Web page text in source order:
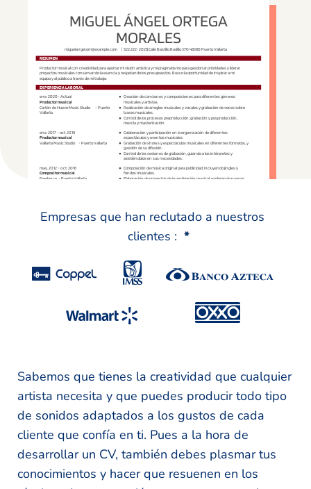
Empresas que han reclutado a nuestros
clientes : *
Sabemos que tienes la creatividad que cualquier
artista necesita y que puedes producir todo tipo
de sonidos adaptados a los gustos de cada
cliente que confía en ti. Pues a la hora de
desarrollar un CV, también debes plasmar tus
conocimientos y hacer que resuenen en los